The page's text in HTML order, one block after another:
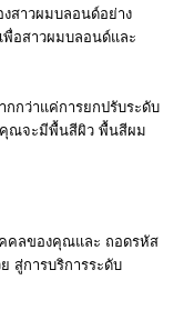
สาวผมบลอนด์อย่าง
อสาวผมบลอนด์และ
กว่าแค่การยกปรับระดับ
คุณจะมีพื้นสีผิว พื้นสีผม
คลของคุณและ ถอดรหัส
สู่การบริการระดับ